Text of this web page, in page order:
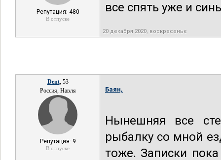
Репутация: 480
В отпуске
все спять уже и
20 декабря 2020, воскресенье
Dent, 53
Россия, Навля
Репутация: 9
В отпуске
Баян,
Нынешняя все
рыбалку со мной
тоже. Записки